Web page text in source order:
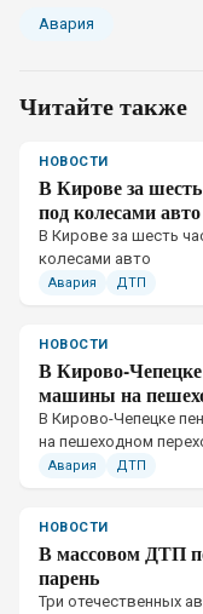
Авария
Читайте также
НОВОСТИ
В Кирове за
под колесами авто
В Кирове за шесть
колесами авто
Авария ДТП
НОВОСТИ
В Кирово-Чепецке
машины на
В Кирово-Чепецке
на пешеходном
Авария ДТП
НОВОСТИ
В массовом ДТП
парень
Три отечественных